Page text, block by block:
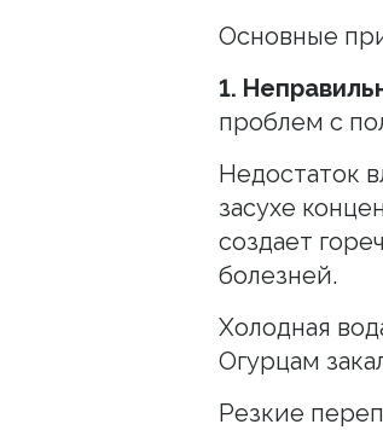
Основные
1.
проблем с
Недостаток
засухе
создает
болезней.
Холодная
Огурцам
Резкие